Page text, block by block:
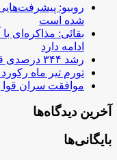
روبیو:
شده است
بقائی: مذاکره‌ای
ادامه دارد
رشد ۳۴۴ درصدی قیمت روغن/ لبنیات چقدر گران شد؟
تورم تیر ماه رکورد زد؛
موافقت سران قوا
آخرین دیدگاه‌ها
بایگانی‌ها